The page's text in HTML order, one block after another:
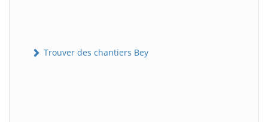
Trouver des chantiers Bey